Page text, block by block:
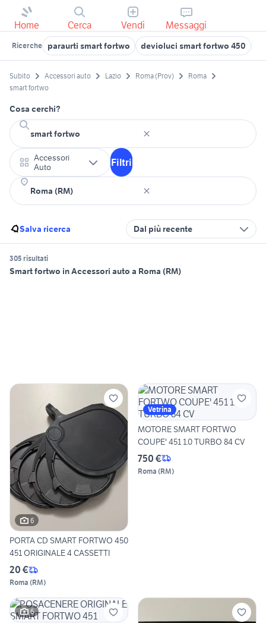
Home Cerca Vendi Messaggi
Ricerche paraurti smart fortwo devioluci smart fortwo 450
Subito Accessori auto Lazio Roma (Prov)
Roma
smart fortwo
Cosa cerchi?
Accessori
Auto
Filtri
Salva ricerca Dal più recente
305 risultati
Smart fortwo in Accessori auto a Roma (RM)
6
PORTA CD SMART FORTWO 450
451 ORIGINALE 4 CASSETTI
20 €
Roma (RM)
Vetrina
MOTORE SMART FORTWO
COUPE' 451 1.0 TURBO 84 CV
750 €
Roma (RM)
6